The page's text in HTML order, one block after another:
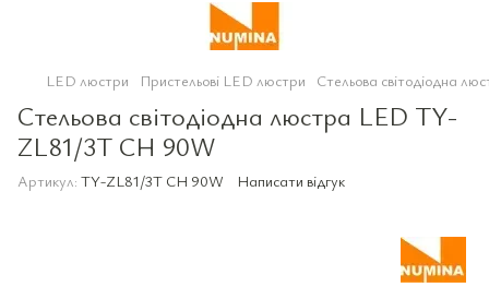
LED люстри Пристельові LED люстри Стельова світодіодна
Стельова світодіодна люстра LED TY-
ZL81/3T CH 90W
Артикул: TY-ZL81/3T CH 90W Написати відгук